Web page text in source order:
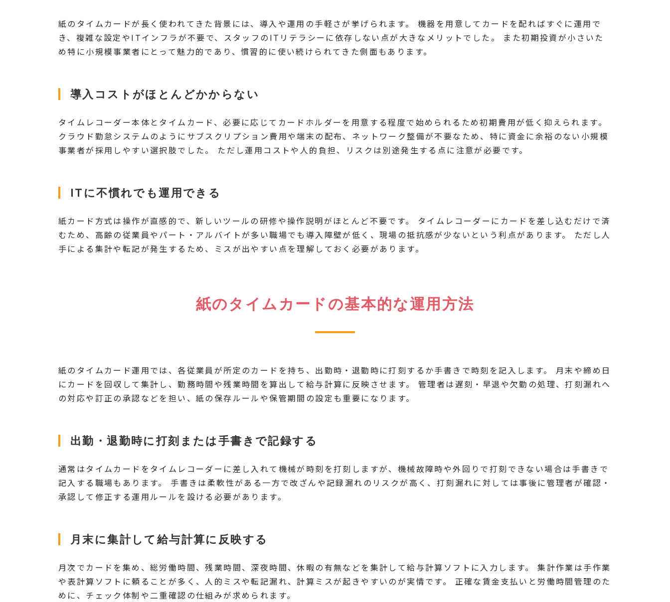
紙のタイムカードが長く使われてきた背景には、導入や運用の手軽さが挙げられます。 機器を用意してカードを配ればすぐに運用で
き、複雑な設定やITインフラが不要で、スタッフのITリテラシーに依存しない点が大きなメリットでした。 また初期投資が小さいた
め特に小規模事業者にとって魅力的であり、慣習的に使い続けられてきた側面もあります。
導入コストがほとんどかからない
タイムレコーダー本体とタイムカード、必要に応じてカードホルダーを用意する程度で始められるため初期費用が低く抑えられます。
クラウド勤怠システムのようにサブスクリプション費用や端末の配布、ネットワーク整備が不要なため、特に資金に余裕のない小規模
事業者が採用しやすい選択肢でした。 ただし運用コストや人的負担、リスクは別途発生する点に注意が必要です。
ITに不慣れでも運用できる
紙カード方式は操作が直感的で、新しいツールの研修や操作説明がほとんど不要です。 タイムレコーダーにカードを差し込むだけで済
むため、高齢の従業員やパート・アルバイトが多い職場でも導入障壁が低く、現場の抵抗感が少ないという利点があります。 ただし人
手による集計や転記が発生するため、ミスが出やすい点を理解しておく必要があります。
紙のタイムカードの基本的な運用方法
紙のタイムカード運用では、各従業員が所定のカードを持ち、出勤時・退勤時に打刻するか手書きで時刻を記入します。 月末や締め日
にカードを回収して集計し、勤務時間や残業時間を算出して給与計算に反映させます。 管理者は遅刻・早退や欠勤の処理、打刻漏れへ
の対応や訂正の承認などを担い、紙の保存ルールや保管期間の設定も重要になります。
出勤・退勤時に打刻または手書きで記録する
通常はタイムカードをタイムレコーダーに差し入れて機械が時刻を打刻しますが、機械故障時や外回りで打刻できない場合は手書きで
記入する職場もあります。 手書きは柔軟性がある一方で改ざんや記録漏れのリスクが高く、打刻漏れに対しては事後に管理者が確認・
承認して修正する運用ルールを設ける必要があります。
月末に集計して給与計算に反映する
月次でカードを集め、総労働時間、残業時間、深夜時間、休暇の有無などを集計して給与計算ソフトに入力します。 集計作業は手作業
や表計算ソフトに頼ることが多く、人的ミスや転記漏れ、計算ミスが起きやすいのが実情です。 正確な賃金支払いと労働時間管理のた
めに、チェック体制や二重確認の仕組みが求められます。